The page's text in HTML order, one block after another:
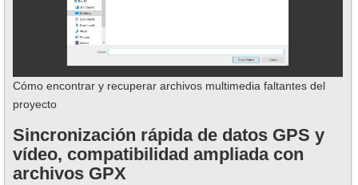
Cómo encontrar y recuperar archivos multimedia faltantes del
proyecto
Sincronización rápida de datos GPS y
vídeo, compatibilidad ampliada con
archivos GPX